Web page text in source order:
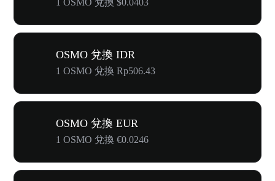
1 OSMO 兌換 $0.0403
OSMO 兌換 IDR
1 OSMO 兌換 Rp506.43
OSMO 兌換 EUR
1 OSMO 兌換 €0.0246